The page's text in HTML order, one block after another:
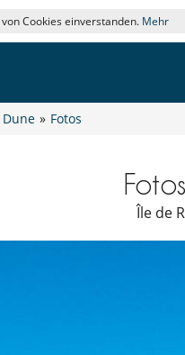
Cookies einverstanden. Mehr
» Fotos
Île de